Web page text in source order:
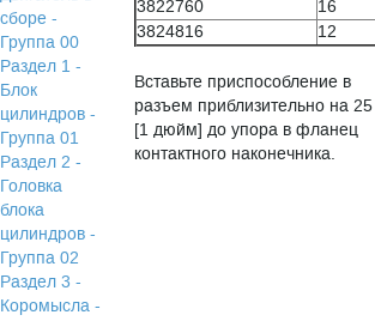
сборе -
Группа 00
Раздел 1 -
Блок
цилиндров -
Группа 01
Раздел 2 -
Головка
блока
цилиндров -
Группа 02
Раздел 3 -
Коромысла -
3822760
16
3824816
12
Вставьте приспособление в
разъем приблизительно на
[1 дюйм] до упора в фланец
контактного наконечника.